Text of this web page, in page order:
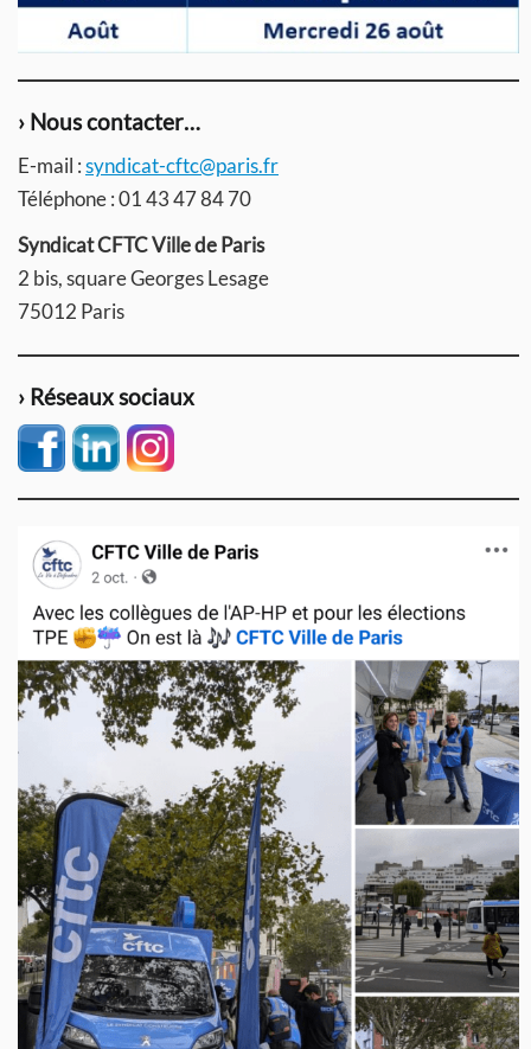
› Nous contacter…
E-mail :syndicat-cftc@paris.fr
Téléphone : 01 43 47 84 70
Syndicat CFTC Ville de Paris
2 bis, square Georges Lesage
75012 Paris
› Réseaux sociaux